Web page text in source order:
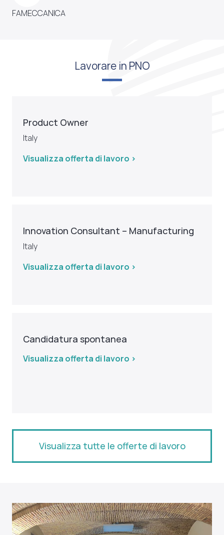
FAMECCANICA
Lavorare in PNO
Product Owner
Italy
Visualizza offerta di lavoro >
Innovation Consultant – Manufacturing
Italy
Visualizza offerta di lavoro >
Candidatura spontanea
Visualizza offerta di lavoro >
Visualizza tutte le offerte di lavoro